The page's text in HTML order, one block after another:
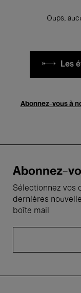
Oups,
Les
Abonnez-vous à
Abonnez-
Sélectionnez vos
dernières
boîte mail